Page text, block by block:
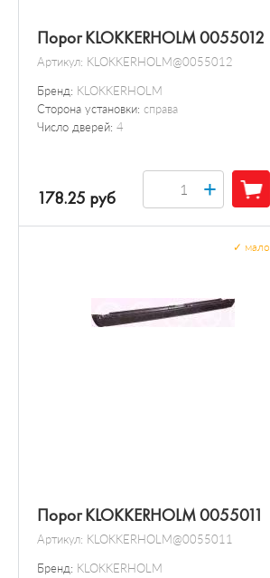
Порог KLOKKERHOLM 0055012
Артикул: KLOKKERHOLM@0055012
Бренд: KLOKKERHOLM
Сторона установки: справа
Число дверей: 4
178.25 руб +
Порог KLOKKERHOLM 0055011
Артикул: KLOKKERHOLM@0055011
Бренд: KLOKKERHOLM
мало